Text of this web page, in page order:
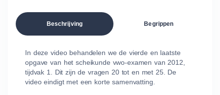
Beschrijving Begrippen
In deze video behandelen we de vierde en laatste
opgave van het scheikunde vwo-examen van 2012,
tijdvak 1. Dit zijn de vragen 20 tot en met 25. De
video eindigt met een korte samenvatting.